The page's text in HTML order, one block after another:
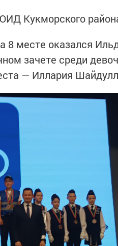
Кукморского
8 месте оказался
зачете среди
— Иллария